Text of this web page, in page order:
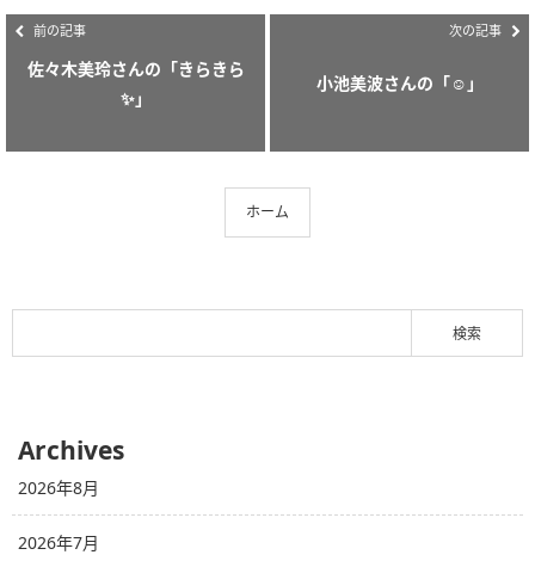
前の記事
佐々木美玲さんの「きらきら
✨」
次の記事
小池美波さんの「‪‪☺︎‬」
ホーム
Archives
2026年8月
2026年7月